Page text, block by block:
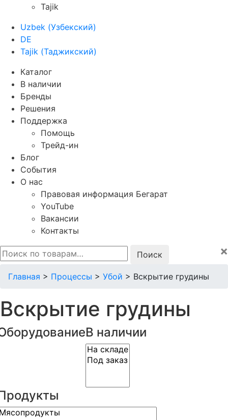
Tajik
Uzbek (Узбекский)
DE
Tajik (Таджикский)
Каталог
В наличии
Бренды
Решения
Поддержка
Помощь
Трейд-ин
Блог
События
О нас
Правовая информация Бегарат
YouTube
Вакансии
Контакты
Искать:
×
Главная > Процессы > Убой > Вскрытие грудины
Вскрытие грудины
В наличии